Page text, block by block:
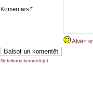
Komentārs *
Atvērt
Noteikumi komentējot